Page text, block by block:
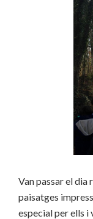
Van passar el dia
paisatges
especial per ells i